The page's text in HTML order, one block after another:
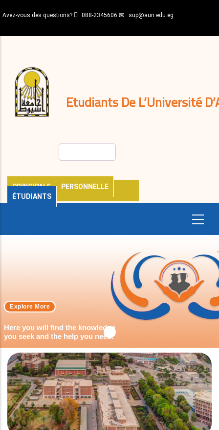
au
principal
Avez-vous des questions? 088-2345606 sup@aun.edu.eg
Etudiants De L’Université
PRINCIPALE
PERSONNELLE
ÉTUDIANTS
décisions
Expatriés
Journal
Here you will find the knowledge
you seek and the help you need.
Explore More